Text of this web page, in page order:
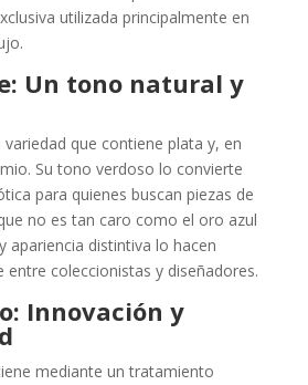
utilizada principalmente en
Un tono natural y
que contiene plata y, en
Su tono verdoso lo convierte
para quienes buscan piezas de
no es tan caro como el oro azul
apariencia distintiva lo hacen
entre coleccionistas y diseñadores.
Innovación y
mediante un tratamiento